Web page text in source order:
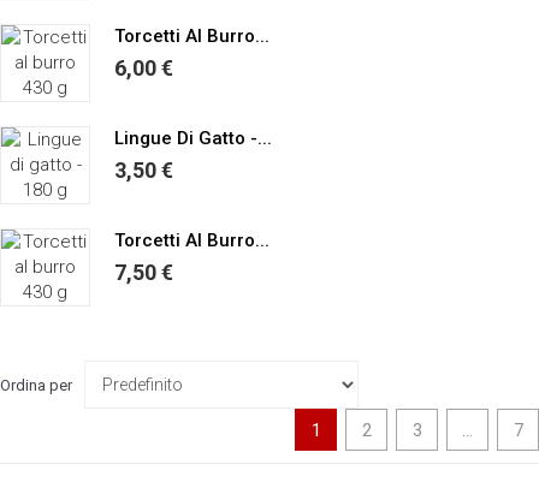
Torcetti Al Burro...
6,00 €
Lingue Di Gatto -...
3,50 €
Torcetti Al Burro...
7,50 €
Ordina per
1 2 3 ... 7